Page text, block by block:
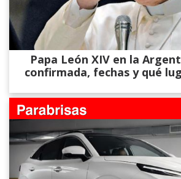
Papa León XIV en la
confirmada, fechas y qué